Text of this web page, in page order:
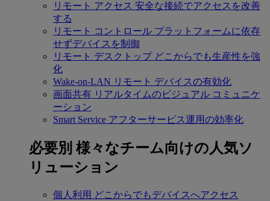
リモート アクセス 安全な接続でアクセスを改善
する
リモート コントロール プラットフォームに依存
せずデバイスを制御
リモート デスクトップ どこからでも生産性を強
化
Wake-on-LAN リモート デバイスの有効化
画面共有 リアルタイムのビジュアル コミュニケ
ーション
Smart Service アフターサービス運用の効率化
必要別 様々なチーム向けの人気ソ
リューション
個人利用 どこからでもデバイスへアクセス